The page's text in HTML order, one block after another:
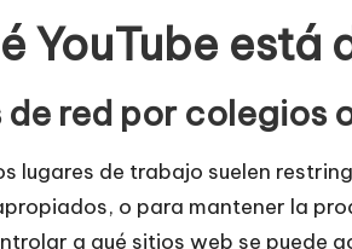
YouTube
de red por colegios
lugares de trabajo suelen
o para mantener la
a qué sitios web se puede